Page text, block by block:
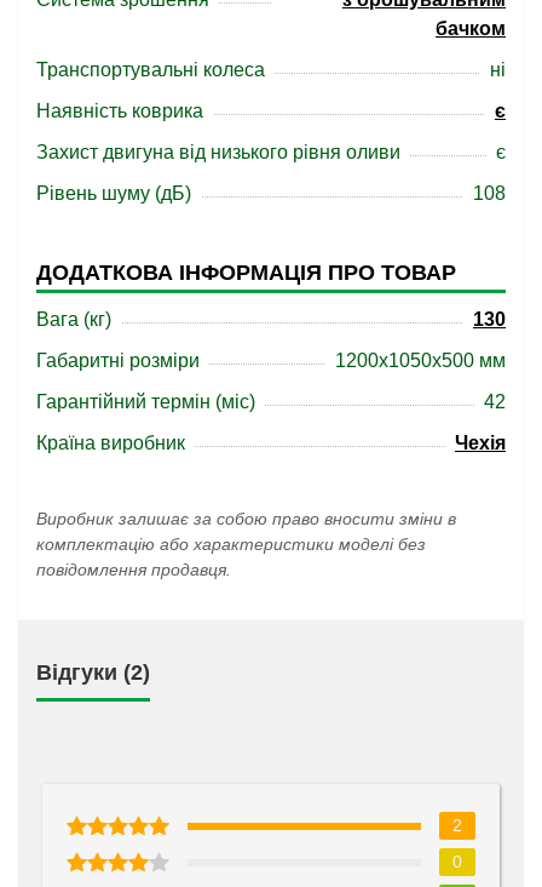
бачком
Транспортувальні колеса
ні
Наявність коврика
є
Захист двигуна від низького рівня оливи
є
Рівень шуму (дБ)
108
ДОДАТКОВА ІНФОРМАЦІЯ ПРО ТОВАР
Вага (кг)
130
Габаритні розміри
1200x1050x500 мм
Гарантійний термін (міс)
42
Країна виробник
Чехія
Виробник залишає за собою право вносити зміни в
комплектацію або характеристики моделі без
повідомлення продавця.
Відгуки (2)
2
0